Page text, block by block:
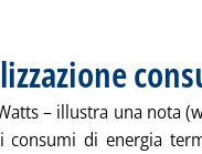
– illustra una nota
di energia